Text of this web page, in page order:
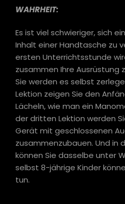
WAHRHEIT:
Es ist viel schwieriger, sich
Inhalt einer Handtasche zu
ersten Unterrichtsstunde
zusammen Ihre Ausrüstung
Sie werden es selbst
Lektion zeigen Sie den
Lächeln, wie man ein
der dritten Lektion werden
Gerät mit geschlossenen
zusammenzubauen. Und in
können Sie dasselbe unter
selbst 8-jährige Kinder
tun.